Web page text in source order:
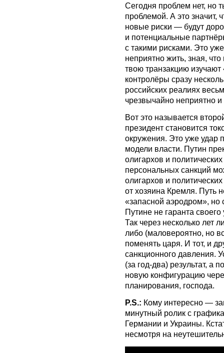
Сегодня проблем нет, но
проблемой. А это значит,
новые риски — будут
и потенциальные
с такими рисками. Это
неприятно жить, зная,
твою транзакцию
контролёры сразу
российских реалиях
чрезвычайно неприятно
Вот это называется
президент становится
окружения. Это уже удар
модели власти. Путин
олигархов и
персональных санкций
олигархов и
от хозяина Кремля. Путь
«запасной аэродром», но
Путине не гаранта
Так через несколько лет
либо (маловероятно, но
поменять царя. И тот, и
санкционного давления.
(за год-два) результат, а
новую конфигурацию
планирования, господа.
P.S.: Кому интересно —
минутный ролик с
Германии и Украины.
несмотря на